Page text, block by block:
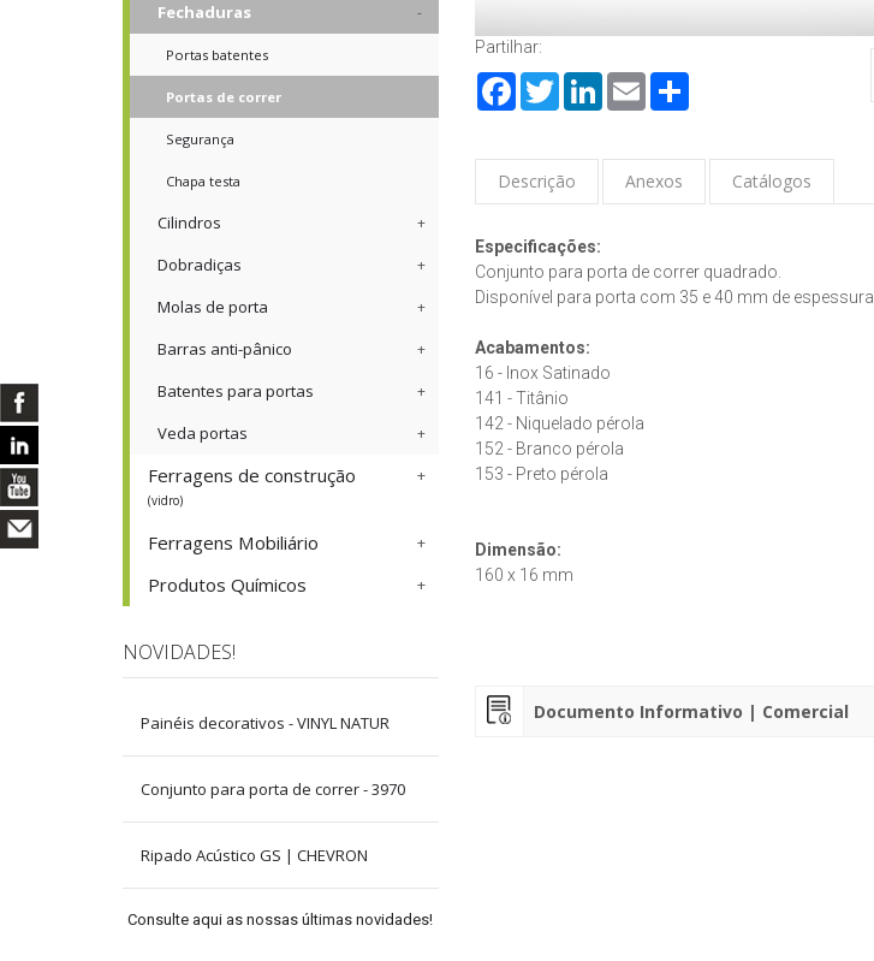
Fechaduras
Portas batentes
Portas de correr
Segurança
Chapa testa
Cilindros
Dobradiças
Molas de porta
Barras anti-pânico
Batentes para portas
Veda portas
Ferragens de construção
(vidro)
Ferragens Mobiliário
Produtos Químicos
NOVIDADES!
Painéis decorativos - VINYL NATUR
Conjunto para porta de correr - 3970
Ripado Acústico GS | CHEVRON
Consulte aqui as nossas últimas novidades!
Partilhar:
FacebookTwitterLinkedInEmail Share
Descrição Anexos Catálogos
Especificações:
Conjunto para porta de correr quadrado.
Disponível para porta com 35 e 40 mm de espessura.
Acabamentos:
16 - Inox Satinado
141 - Titânio
142 - Niquelado pérola
152 - Branco pérola
153 - Preto pérola
Dimensão:
160 x 16 mm
Documento Informativo | Comercial